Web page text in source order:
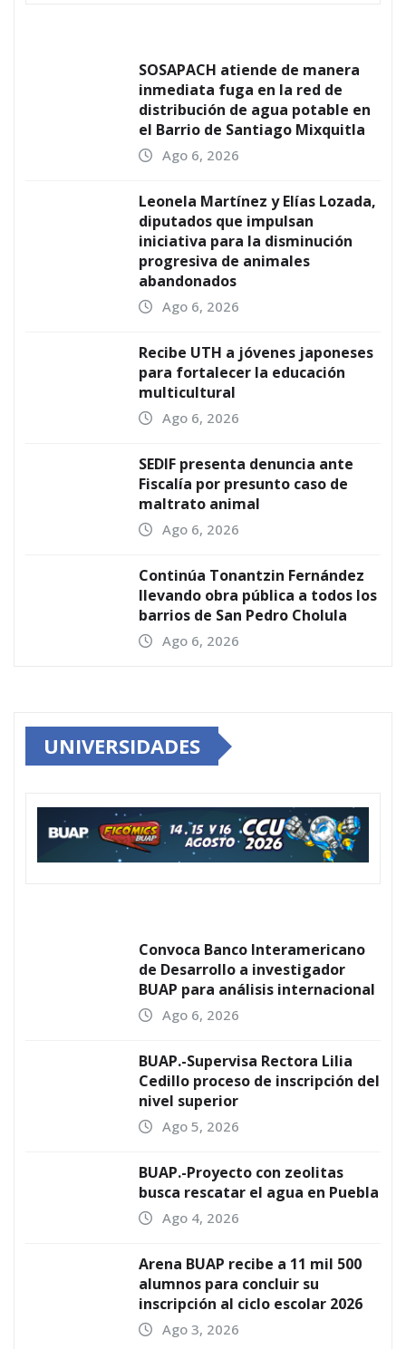
SOSAPACH atiende de manera
inmediata fuga en la red de
distribución de agua potable en
el Barrio de Santiago Mixquitla
Ago 6, 2026
Leonela Martínez y Elías Lozada,
diputados que impulsan
iniciativa para la disminución
progresiva de animales
abandonados
Ago 6, 2026
Recibe UTH a jóvenes japoneses
para fortalecer la educación
multicultural
Ago 6, 2026
SEDIF presenta denuncia ante
Fiscalía por presunto caso de
maltrato animal
Ago 6, 2026
Continúa Tonantzin Fernández
llevando obra pública a todos los
barrios de San Pedro Cholula
Ago 6, 2026
UNIVERSIDADES
Convoca Banco Interamericano
de Desarrollo a investigador
BUAP para análisis internacional
Ago 6, 2026
BUAP.-Supervisa Rectora Lilia
Cedillo proceso de inscripción del
nivel superior
Ago 5, 2026
BUAP.-Proyecto con zeolitas
busca rescatar el agua en Puebla
Ago 4, 2026
Arena BUAP recibe a 11 mil 500
alumnos para concluir su
inscripción al ciclo escolar 2026
Ago 3, 2026